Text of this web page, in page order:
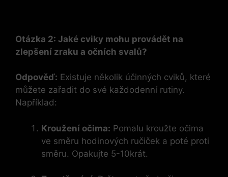
Otázka 2: Jaké cviky mohu provádět na
zlepšení zraku a očních svalů?
Odpověď: Existuje několik účinných cviků, které
můžete zařadit do své každodenní rutiny.
Například:
Kroužení očima: Pomalu kroužte očima
ve směru hodinových ručiček a poté proti
směru. Opakujte 5-10krát.